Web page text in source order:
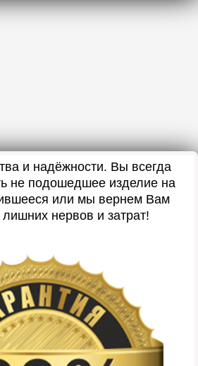
и надёжности. Вы всегда
не подошедшее изделие на
или мы вернем Вам
нервов и затрат!